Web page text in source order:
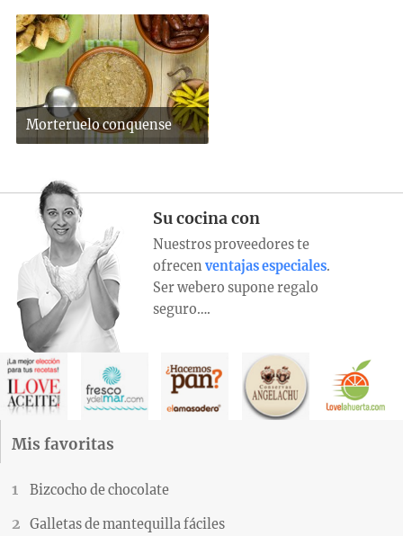
Morteruelo conquense
Su cocina con
Nuestros proveedores te
ofrecen ventajas especiales.
Ser webero supone regalo
seguro….
Mis favoritas
Bizcocho de chocolate
Galletas de mantequilla fáciles